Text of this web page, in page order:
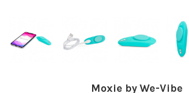
Moxie by We-Vibe